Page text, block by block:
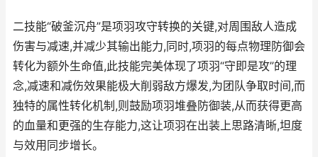
二技能“破釜沉舟”是项羽攻守转换的关键,对周围敌人造成
伤害与减速,并减少其输出能力,同时,项羽的每点物理防御会
转化为额外生命值,此技能完美体现了项羽“守即是攻”的理
念,减速和减伤效果能极大削弱敌方爆发,为团队争取时间,而
独特的属性转化机制,则鼓励项羽堆叠防御装,从而获得更高
的血量和更强的生存能力,这让项羽在出装上思路清晰,坦度
与效用同步增长。